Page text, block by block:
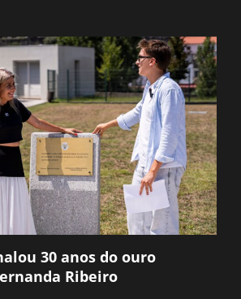
30 anos do ouro
Ribeiro